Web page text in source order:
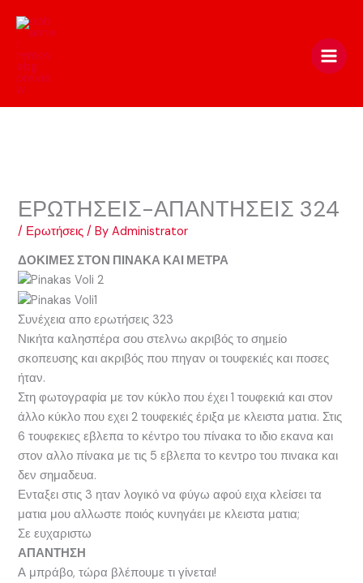
content
ΕΡΩΤΗΣΕΙΣ-ΑΠΑΝΤΗΣΕΙΣ 324
/ Ερωτήσεις / ByAdministrator
ΔΟΚΙΜΕΣ ΣΤΟΝ ΠΙΝΑΚΑ ΚΑΙ ΜΕΤΡΑ
Συνέχεια απο ερωτήσεις 323
Νικήτα καλησπέρα σου στελνω ακριβός το σημείο
σκοπευσης και ακριβός που πηγαν οι τουφεκιές και ποσες
ήταν.
Στη φωτογραφία με τον κύκλο που έχει 1 τουφεκιά και στον
άλλο κύκλο που εχει 2 τουφεκιές έριξα με κλειστα ματια. Στις
6 τουφεκιες εβλεπα το κέντρο του πίνακα το ιδιο εκανα και
στον αλλο πίνακα με τις 5 εβλεπα το κεντρο του πινακα και
δεν σημαδευα.
Ενταξει στις 3 ηταν λογικό να φύγω αφού ειχα κλείσει τα
ματια μου αλλωστε ποιός κυνηγάει με κλειστα ματια;
Σε ευχαριστω
ΑΠΑΝΤΗΣΗ
Α μπράβο, τώρα βλέπουμε τι γίνεται!